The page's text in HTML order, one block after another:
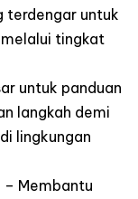
terdengar untuk
tingkat
untuk panduan
langkah demi
lingkungan
– Membantu